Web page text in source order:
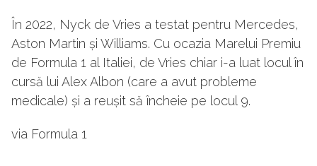
În 2022, Nyck de Vries a testat pentru Mercedes,
Aston Martin și Williams. Cu ocazia Marelui Premiu
de Formula 1 al Italiei, de Vries chiar i-a luat locul în
cursă lui Alex Albon (care a avut probleme
medicale) și a reușit să încheie pe locul 9.
via Formula 1